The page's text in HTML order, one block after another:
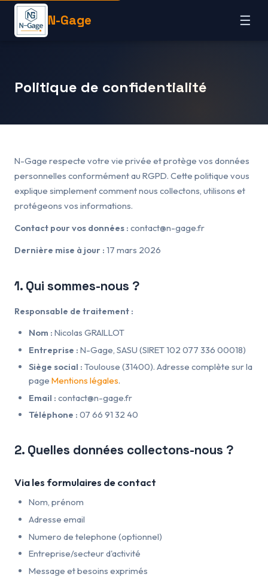
N-Gage ☰
Politique de confidentialité
N-Gage respecte votre vie privée et protège vos données
personnelles conformément au RGPD. Cette politique vous
explique simplement comment nous collectons, utilisons et
protégeons vos informations.
Contact pour vos données : contact@n-gage.fr
Dernière mise à jour : 17 mars 2026
1. Qui sommes-nous ?
Responsable de traitement :
Nom : Nicolas GRAILLOT
Entreprise : N-Gage, SASU (SIRET 102 077 336 00018)
Siège social : Toulouse (31400). Adresse complète sur la
page Mentions légales.
Email : contact@n-gage.fr
Téléphone : 07 66 91 32 40
2. Quelles données collectons-nous ?
Via les formulaires de contact
Nom, prénom
Adresse email
Numero de telephone (optionnel)
Entreprise/secteur d'activité
Message et besoins exprimés